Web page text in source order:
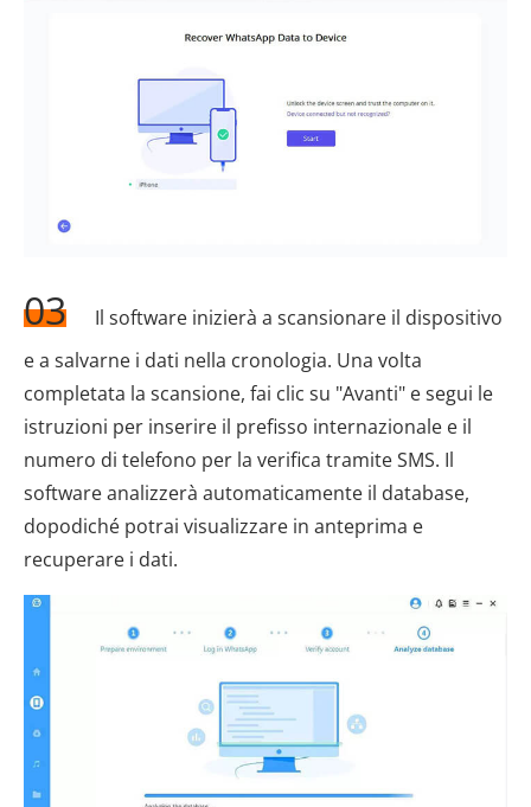
03
Il software inizierà a scansionare il dispositivo
e a salvarne i dati nella cronologia. Una volta
completata la scansione, fai clic su "Avanti" e segui le
istruzioni per inserire il prefisso internazionale e il
numero di telefono per la verifica tramite SMS. Il
software analizzerà automaticamente il database,
dopodiché potrai visualizzare in anteprima e
recuperare i dati.